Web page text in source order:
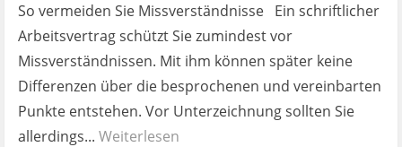
Kündigung
Was jetzt?
Aufhebungsvertrag
Wann lohnt er sich?
So vermeiden Sie Missverständnisse Ein schriftlicher
Arbeitsvertrag schützt Sie zumindest vor
Missverständnissen. Mit ihm können später keine
Differenzen über die besprochenen und vereinbarten
Punkte entstehen. Vor Unterzeichnung sollten Sie
allerdings... Weiterlesen